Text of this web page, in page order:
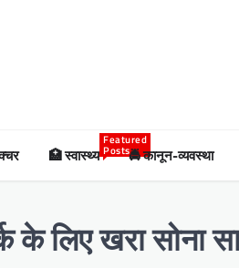
🏥 स्वास्थ्य
Featured
Posts🚔 कानून-व्यवस्था
के लिए खरा सोना